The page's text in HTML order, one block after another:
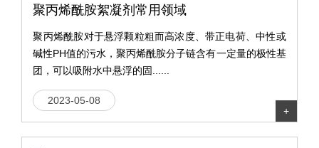
聚丙烯酰胺絮凝剂常用领域
聚丙烯酰胺对于悬浮颗粒粗而高浓度、带正电荷、中性或
碱性PH值的污水，聚丙烯酰胺分子链含有一定量的极性基
团，可以吸附水中悬浮的固......
2023-05-08
+